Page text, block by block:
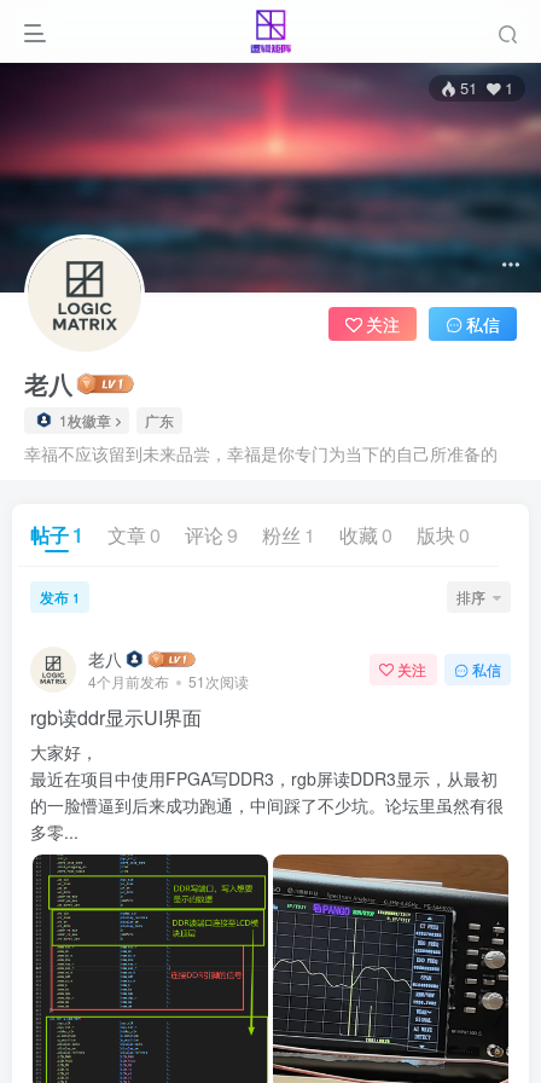
51 1
老八
1枚徽章 广东
幸福不应该留到未来品尝，幸福是你专门为当下的自己所准备的
关注 私信
帖子1 文章0 评论9 粉丝 1 收藏 0 版块 0
发布 1 排序
老八
4个月前发布 51次阅读
关注 私信
rgb读ddr显示UI界面
大家好，
最近在项目中使用FPGA写DDR3，rgb屏读DDR3显示，从最初
的一脸懵逼到后来成功跑通，中间踩了不少坑。论坛里虽然有很
多零...